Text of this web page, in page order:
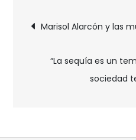
Marisol Alarcón y las
“La sequía es un
sociedad